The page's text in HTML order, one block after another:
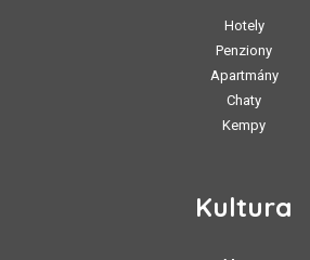
Hotely
Penziony
Apartmány
Chaty
Kempy
Kultura